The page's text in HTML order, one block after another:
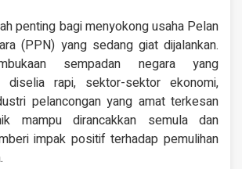
penting bagi menyokong usaha Pelan
(PPN) yang sedang giat dijalankan.
sempadan negara yang
diselia rapi, sektor-sektor ekonomi,
pelancongan yang amat terkesan
mampu dirancakkan semula dan
impak positif terhadap pemulihan